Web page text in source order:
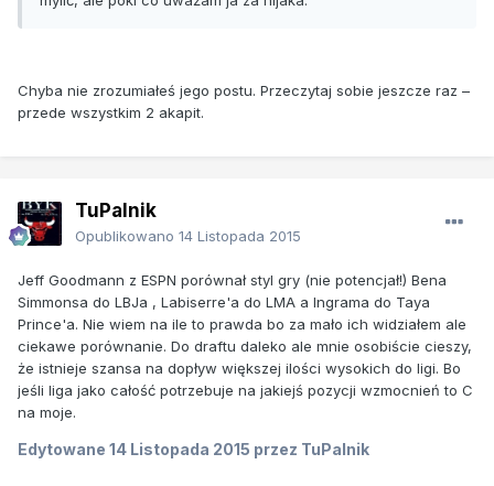
Chyba nie zrozumiałeś jego postu. Przeczytaj sobie jeszcze raz –
przede wszystkim 2 akapit.
TuPalnik
Opublikowano 14 Listopada 2015
Jeff Goodmann z ESPN porównał styl gry (nie potencjał!) Bena
Simmonsa do LBJa , Labiserre'a do LMA a Ingrama do Taya
Prince'a. Nie wiem na ile to prawda bo za mało ich widziałem ale
ciekawe porównanie. Do draftu daleko ale mnie osobiście cieszy,
że istnieje szansa na dopływ większej ilości wysokich do ligi. Bo
jeśli liga jako całość potrzebuje na jakiejś pozycji wzmocnień to C
na moje.
Edytowane 14 Listopada 2015 przez TuPalnik